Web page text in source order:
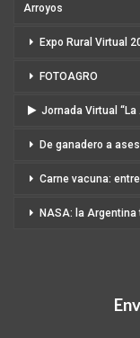
Arroyos
Expo Rural Virtual
FOTOAGRO
Jornada Virtual “La
De ganadero a
Carne vacuna:
NASA: la